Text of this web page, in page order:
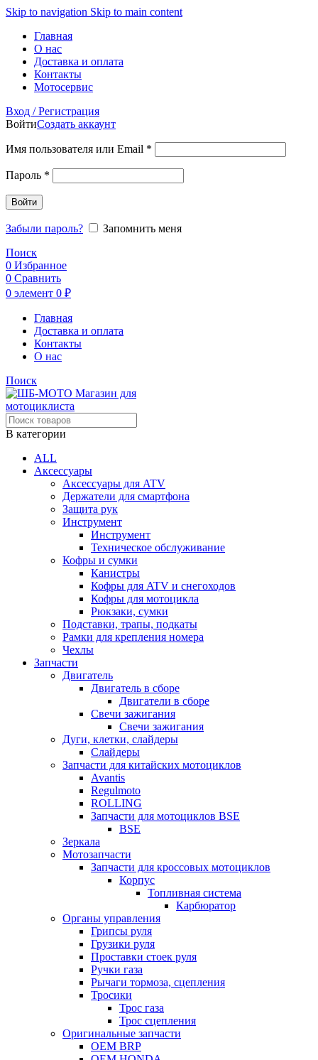
Skip to navigation Skip to main content
Главная
О нас
Доставка и оплата
Контакты
Мотосервис
Вход / Регистрация
ВойтиСоздать аккаунт
Имя пользователя или Email *
Пароль *
Войти
Забыли пароль?
Запомнить меня
Поиск
0 Избранное
0 Сравнить
0 элемент 0 ₽
Главная
Доставка и оплата
Контакты
О нас
Поиск
В категории
ALL
Аксессуары
Аксессуары для ATV
Держатели для смартфона
Защита рук
Инструмент
Инструмент
Техническое обслуживание
Кофры и сумки
Канистры
Кофры для ATV и снегоходов
Кофры для мотоцикла
Рюкзаки, сумки
Подставки, трапы, подкаты
Рамки для крепления номера
Чехлы
Запчасти
Двигатель
Двигатель в сборе
Двигатели в сборе
Свечи зажигания
Свечи зажигания
Дуги, клетки, слайдеры
Слайдеры
Запчасти для китайских мотоциклов
Avantis
Regulmoto
ROLLING
Запчасти для мотоциклов BSE
BSE
Зеркала
Мотозапчасти
Запчасти для кроссовых мотоциклов
Корпус
Топливная система
Карбюратор
Органы управления
Грипсы руля
Грузики руля
Проставки стоек руля
Ручки газа
Рычаги тормоза, сцепления
Тросики
Трос газа
Трос сцепления
Оригинальные запчасти
OEM BRP